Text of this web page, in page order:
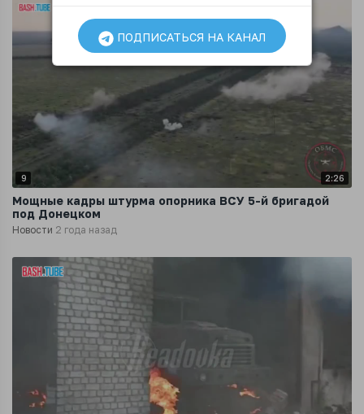
9 2:26
Мощные кадры штурма опорника ВСУ 5-й бригадой
под Донецком
Новости 2 года назад
ПОДПИСАТЬСЯ НА КАНАЛ